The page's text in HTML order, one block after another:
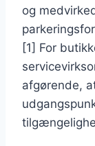
og
[1] For
afgørende,